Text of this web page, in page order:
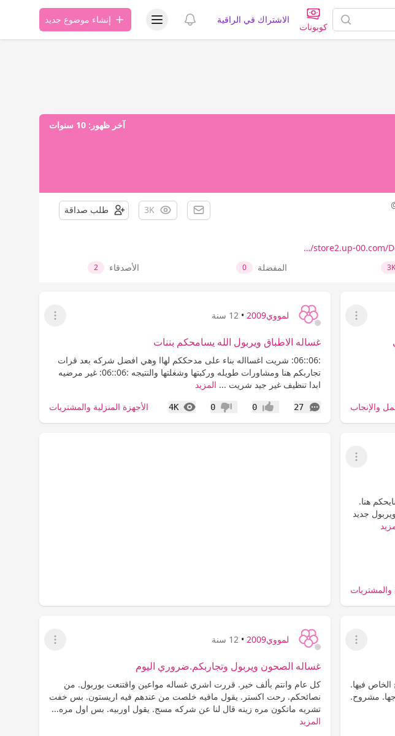
كوبونات
الاشتراك في الراقية عرض الإشعاراتعرض قائمة المستخدمإنشاء موضوع جديد
آخر ظهور: 10 سنوات
3K طلب صداقة
store2.up-00.com/
المفضلة 0 الأصدقاء 2
عرض القائمة
والإنجاب
لمووي2009 • 12 سنة
عرض القائمة
غساله الاطباق ويربول الله يسامحكم بننات
:06::06: شريت اغسااله بناء على مدحككم لهاا وهي افضل شركه بعد قرات
تجاربكم هنا ومشاورات طويله وركبتها وشغلتها والنتيجه :06::06: غير مرضيه
ابدا تنظيف غير جيد شريت ... المزيد
27
التعليقات إعجاب0 عدم إعجاب
0
4K
المشاهدات الأجهزة المنزلية والمشتريات
عرض القائمة
هنا.
جديد
والمشتريات
عرض القائمة
فيها.
مشروح.
لمووي2009 • 12 سنة
عرض القائمة
غساله الصحون ويربول وتجاربكم.ضروري اليوم
كل عام وانتم بألف خير. قررت اشري غساله مواعين واقتنعت بوربول. من
نصائحكم. رحت اكستر. يقول مافيه خلصت من عندهم فيه اريستون. بس خفت
تشريه ماتكون مره زينه قال لنا عن شركه مسج. يقول اوربيه. بس اول مره...
المزيد